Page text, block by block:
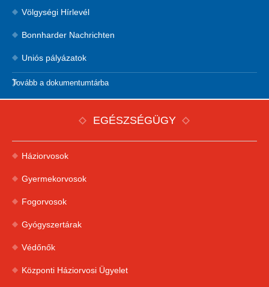
Völgységi Hírlevél
Bonnharder Nachrichten
Uniós pályázatok
Tovább a dokumentumtárba
EGÉSZSÉGÜGY
Háziorvosok
Gyermekorvosok
Fogorvosok
Gyógyszertárak
Védőnők
Központi Háziorvosi Ügyelet